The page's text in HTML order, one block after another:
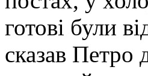
готові були
сказав Петро